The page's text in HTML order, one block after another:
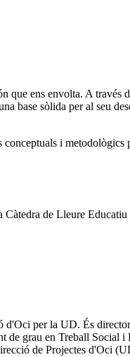
ens envolta. A través
base sòlida per al seu
conceptuals i
de Lleure
per la UD. És
de grau en Treball Social i
de Projectes d'Oci